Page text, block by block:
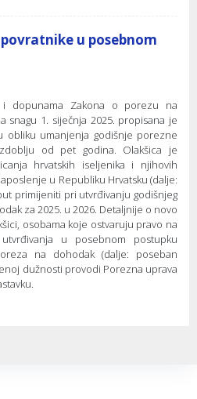
u posebnom
i dopunama Zakona o porezu na
snagu 1. siječnja 2025. propisana je
obliku umanjenja godišnje porezne
od pet godina. Olakšica je
hrvatskih iseljenika i njihovih
u Republiku Hrvatsku (dalje:
primijeniti pri utvrđivanju godišnjeg
za 2025. u 2026. Detaljnije o novo
osobama koje ostvaruju pravo na
u posebnom postupku
na dohodak (dalje: poseban
dužnosti provodi Porezna uprava